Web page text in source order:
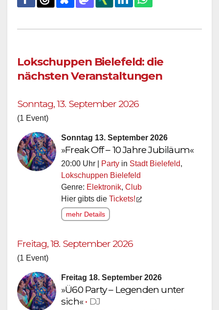
Lokschuppen Bielefeld: die
nächsten Veranstaltungen
Sonntag, 13. September 2026
(1 Event)
Sonntag 13. September 2026
»Freak Off – 10 Jahre Jubiläum«
20:00 Uhr | Party in Stadt Bielefeld,
Lokschuppen Bielefeld
Genre: Elektronik, Club
Hier gibts die Tickets!
mehr Details
Freitag, 18. September 2026
(1 Event)
Freitag 18. September 2026
»Ü60 Party – Legenden unter
sich«• DJ